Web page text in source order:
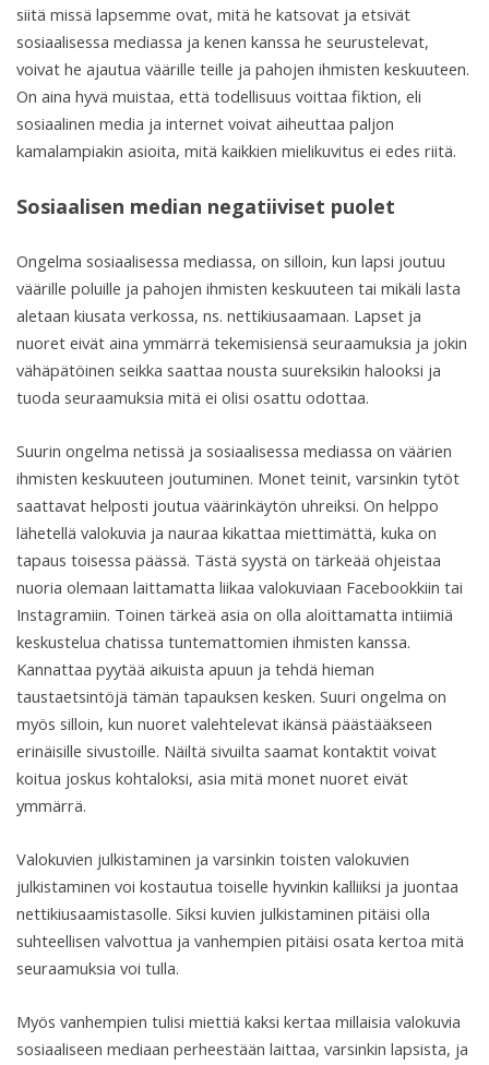
siitä missä lapsemme ovat, mitä he katsovat ja etsivät
sosiaalisessa mediassa ja kenen kanssa he seurustelevat,
voivat he ajautua väärille teille ja pahojen ihmisten keskuuteen.
On aina hyvä muistaa, että todellisuus voittaa fiktion, eli
sosiaalinen media ja internet voivat aiheuttaa paljon
kamalampiakin asioita, mitä kaikkien mielikuvitus ei edes riitä.
Sosiaalisen median negatiiviset puolet
Ongelma sosiaalisessa mediassa, on silloin, kun lapsi joutuu
väärille poluille ja pahojen ihmisten keskuuteen tai mikäli lasta
aletaan kiusata verkossa, ns. nettikiusaamaan. Lapset ja
nuoret eivät aina ymmärrä tekemisiensä seuraamuksia ja jokin
vähäpätöinen seikka saattaa nousta suureksikin halooksi ja
tuoda seuraamuksia mitä ei olisi osattu odottaa.
Suurin ongelma netissä ja sosiaalisessa mediassa on väärien
ihmisten keskuuteen joutuminen. Monet teinit, varsinkin tytöt
saattavat helposti joutua väärinkäytön uhreiksi. On helppo
lähetellä valokuvia ja nauraa kikattaa miettimättä, kuka on
tapaus toisessa päässä. Tästä syystä on tärkeää ohjeistaa
nuoria olemaan laittamatta liikaa valokuviaan Facebookkiin tai
Instagramiin. Toinen tärkeä asia on olla aloittamatta intiimiä
keskustelua chatissa tuntemattomien ihmisten kanssa.
Kannattaa pyytää aikuista apuun ja tehdä hieman
taustaetsintöjä tämän tapauksen kesken. Suuri ongelma on
myös silloin, kun nuoret valehtelevat ikänsä päästääkseen
erinäisille sivustoille. Näiltä sivuilta saamat kontaktit voivat
koitua joskus kohtaloksi, asia mitä monet nuoret eivät
ymmärrä.
Valokuvien julkistaminen ja varsinkin toisten valokuvien
julkistaminen voi kostautua toiselle hyvinkin kalliiksi ja juontaa
nettikiusaamistasolle. Siksi kuvien julkistaminen pitäisi olla
suhteellisen valvottua ja vanhempien pitäisi osata kertoa mitä
seuraamuksia voi tulla.
Myös vanhempien tulisi miettiä kaksi kertaa millaisia valokuvia
sosiaaliseen mediaan perheestään laittaa, varsinkin lapsista, ja